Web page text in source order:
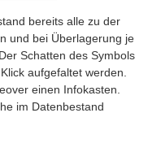
bereits alle zu der
und bei Überlagerung je
Schatten des Symbols
aufgefaltet werden.
einen Infokasten.
im Datenbestand